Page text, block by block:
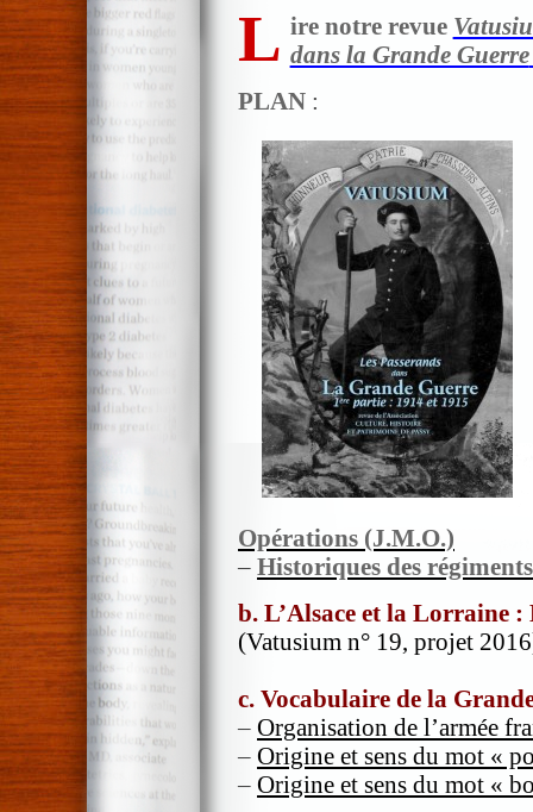
L ire notre revue
dans la Grande Guerre
PLAN :
Opérations (J.M.O.)
– Historiques des
b. L’Alsace et la Lorraine
(Vatusium n° 19, projet
c. Vocabulaire de la
– Organisation de l’armée
– Origine et sens du mot «
– Origine et sens du mot «